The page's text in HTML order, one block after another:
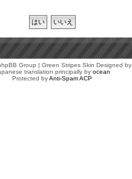
Group | Green Stripes Skin Designed by
translation principally by ocean
Protected byAnti-Spam ACP